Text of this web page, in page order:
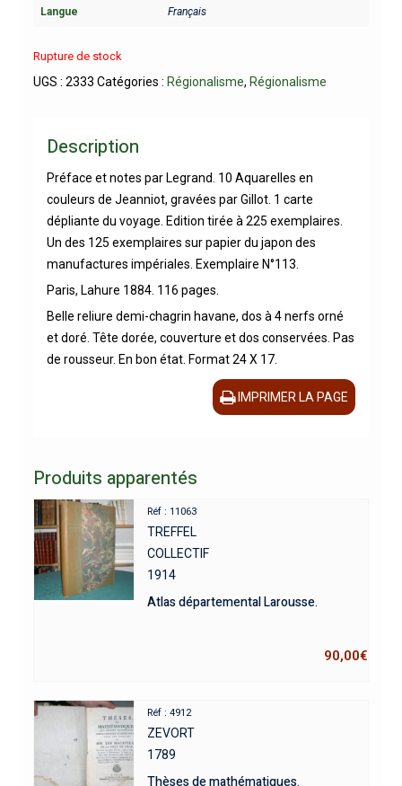
Langue Français
Rupture de stock
UGS : 2333 Catégories : Régionalisme, Régionalisme
Description
Préface et notes par Legrand. 10 Aquarelles en
couleurs de Jeanniot, gravées par Gillot. 1 carte
dépliante du voyage. Edition tirée à 225 exemplaires.
Un des 125 exemplaires sur papier du japon des
manufactures impériales. Exemplaire N°113.
Paris, Lahure 1884. 116 pages.
Belle reliure demi-chagrin havane, dos à 4 nerfs orné
et doré. Tête dorée, couverture et dos conservées. Pas
de rousseur. En bon état. Format 24 X 17.
IMPRIMER LA PAGE
Produits apparentés
Réf : 11063
TREFFEL
COLLECTIF
1914
Atlas départemental Larousse.
90,00€
Réf : 4912
ZEVORT
1789